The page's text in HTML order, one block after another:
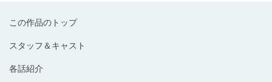
この作品のトップ
スタッフ＆キャスト
各話紹介